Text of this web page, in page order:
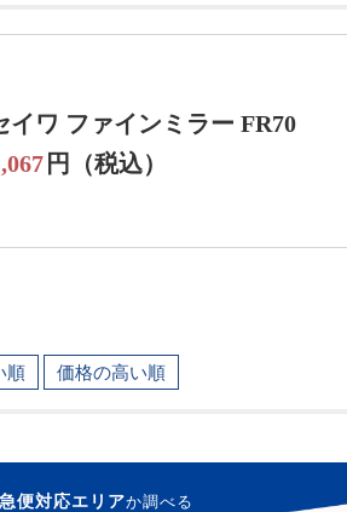
イワ ファインミラー FR70
円（税込）
順 価格の高い順
便対応エリアか調べる